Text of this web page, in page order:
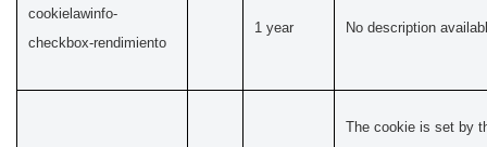
cookielawinfo-
checkbox-rendimiento
1 year No description
The cookie is set by